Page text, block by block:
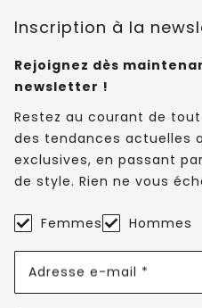
Inscription à la
Rejoignez dès
newsletter !
Restez au courant de
des tendances actuelles
exclusives, en passant
de style. Rien ne vous
Femmes Hommes
Adresse e-mail *